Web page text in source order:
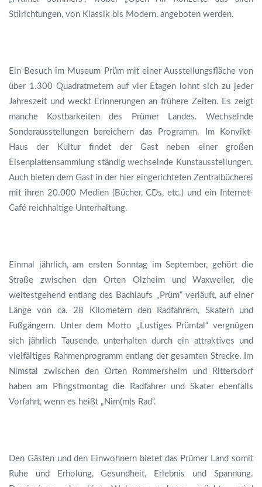
Stilrichtungen, von Klassik bis Modern, angeboten werden.
Ein Besuch im Museum Prüm mit einer Ausstellungsfläche von
über 1.300 Quadratmetern auf vier Etagen lohnt sich zu jeder
Jahreszeit und weckt Erinnerungen an frühere Zeiten. Es zeigt
manche Kostbarkeiten des Prümer Landes. Wechselnde
Sonderausstellungen bereichern das Programm. Im Konvikt-
Haus der Kultur findet der Gast neben einer großen
Eisenplattensammlung ständig wechselnde Kunstausstellungen.
Auch bieten dem Gast in der hier eingerichteten Zentralbücherei
mit ihren 20.000 Medien (Bücher, CDs, etc.) und ein Internet-
Café reichhaltige Unterhaltung.
Einmal jährlich, am ersten Sonntag im September, gehört die
Straße zwischen den Orten Olzheim und Waxweiler, die
weitestgehend entlang des Bachlaufs „Prüm“ verläuft, auf einer
Länge von ca. 28 Kilometern den Radfahrern, Skatern und
Fußgängern. Unter dem Motto „Lustiges Prümtal“ vergnügen
sich jährlich Tausende, unterhalten durch ein attraktives und
vielfältiges Rahmenprogramm entlang der gesamten Strecke. Im
Nimstal zwischen den Orten Rommersheim und Rittersdorf
haben am Pfingstmontag die Radfahrer und Skater ebenfalls
Vorfahrt, wenn es heißt „Nim(m)s Rad“.
Den Gästen und den Einwohnern bietet das Prümer Land somit
Ruhe und Erholung, Gesundheit, Erlebnis und Spannung.